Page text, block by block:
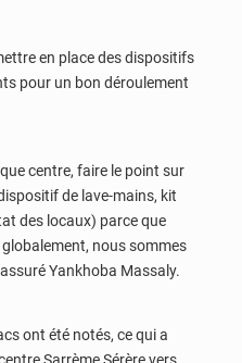
en place des dispositifs
pour un bon déroulement
centre, faire le point sur
de lave-mains, kit
des locaux) parce que
nous sommes
Yankhoba Massaly.
ont été notés, ce qui a